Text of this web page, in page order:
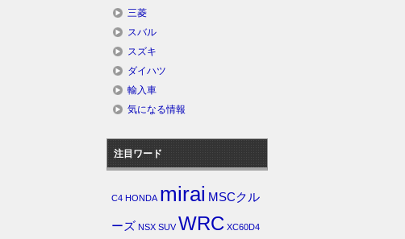
三菱
スバル
スズキ
ダイハツ
輸入車
気になる情報
注目ワード
C4 HONDA mirai MSCクル
ーズ NSX SUV WRC XC60D4